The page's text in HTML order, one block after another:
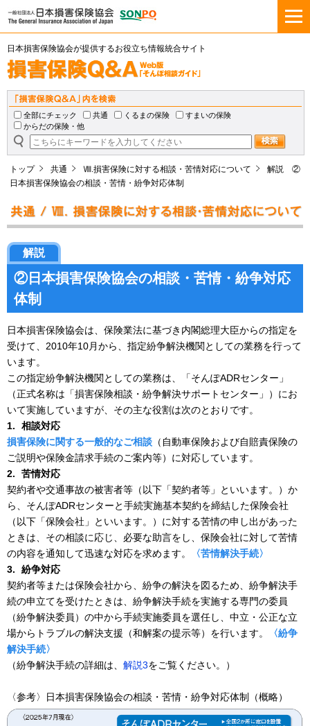
日本損害保険協会が提供するお役立ち情報統合サイト
全部にチェック 共通 くるまの保険
すまいの保険
からだの保険・他
トップ 共通 Ⅷ.損害保険に対する相談・苦情対応について
解説 ②
日本損害保険協会の相談・苦情・紛争対応体制
解説
②日本損害保険協会の相談・苦情・紛争対応
体制
日本損害保険協会は、保険業法に基づき内閣総理大臣からの指定を
受けて、2010年10月から、指定紛争解決機関としての業務を行って
います。
この指定紛争解決機関としての業務は、「そんぽADRセンター」
（正式名称は「損害保険相談・紛争解決サポートセンター」）にお
いて実施していますが、その主な役割は次のとおりです。
1.
相談対応
損害保険に関する一般的なご相談 （自動車保険および自賠責保険の
ご説明や保険金請求手続のご案内等）に対応しています。
2.
苦情対応
契約者や交通事故の被害者等（以下「契約者等」といいます。）か
ら、そんぽADRセンターと手続実施基本契約を締結した保険会社
（以下「保険会社」といいます。）に対する苦情の申し出があった
ときは、その相談に応じ、必要な助言をし、保険会社に対して苦情
の内容を通知して迅速な対応を求めます。
〈苦情解決手続〉
3.
紛争対応
契約者等または保険会社から、紛争の解決を図るため、紛争解決手
続の申立てを受けたときは、紛争解決手続を実施する専門の委員
（紛争解決委員）の中から手続実施委員を選任し、中立・公正な立
場からトラブルの解決支援（和解案の提示等）を行います。
〈紛争
解決手続〉
（紛争解決手続の詳細は、 解説3をご覧ください。）
〈参考〉日本損害保険協会の相談・苦情・紛争対応体制（概略）